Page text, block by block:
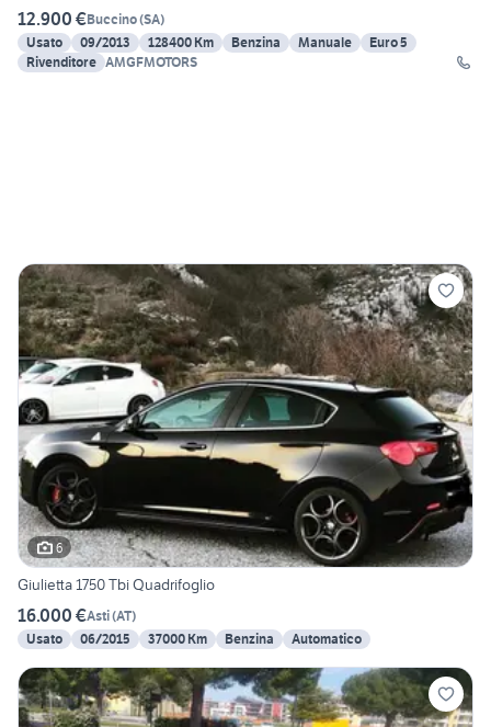
12.900 €Buccino(SA)
Usato
09/2013 128400 Km Benzina Manuale
Euro 5
Rivenditore AMGFMOTORS
6
Giulietta 1750 Tbi Quadrifoglio
16.000 €Asti(AT)
Usato
06/2015 37000 Km Benzina Automatico